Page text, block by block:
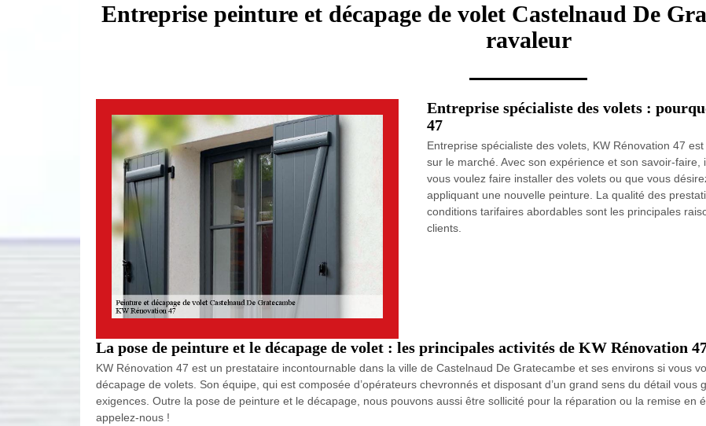
Entreprise peinture et décapage de volet Castelnaud De
ravaleur
Entreprise spécialiste des volets :
47
Entreprise spécialiste des volets, KW Rénovation 47
sur le marché. Avec son expérience et son savoir-
vous voulez faire installer des volets ou que vous
appliquant une nouvelle peinture. La qualité des
conditions tarifaires abordables sont les principales
clients.
La pose de peinture et le décapage de volet : les principales activités de KW Rénovation
KW Rénovation 47 est un prestataire incontournable dans la ville de Castelnaud De Gratecambe et ses environs si vous
décapage de volets. Son équipe, qui est composée d’opérateurs chevronnés et disposant d’un grand sens du détail
exigences. Outre la pose de peinture et le décapage, nous pouvons aussi être sollicité pour la réparation ou la remise en
appelez-nous !